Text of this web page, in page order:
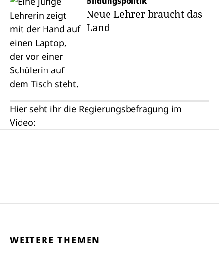
Neue Lehrer braucht das
Land
Hier seht ihr die Regierungsbefragung im
Video:
WEITERE THEMEN